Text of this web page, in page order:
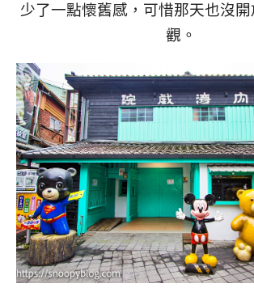
少了一點懷舊感，可惜那天也沒
觀。